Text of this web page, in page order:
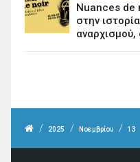
Nuances de
στην
/ 2025 / Νοεμβρίου / 13